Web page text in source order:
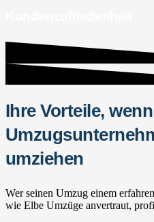
Ihre Vorteile,
umziehen
Wer seinen Umzug einem
wie Elbe Umzüge anvertraut,